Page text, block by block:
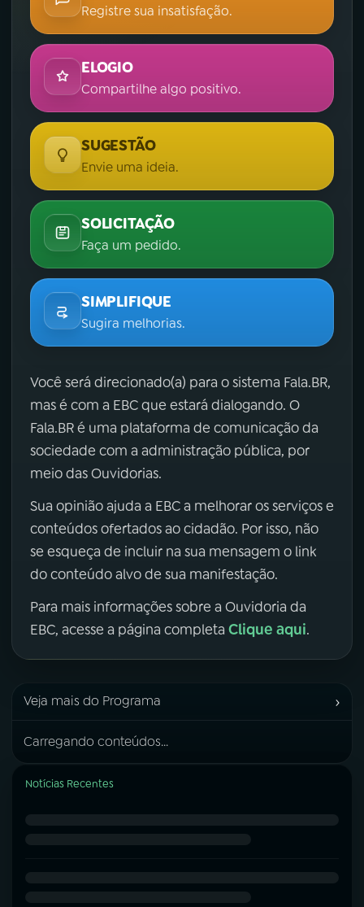
Registre sua insatisfação.
ELOGIO
Compartilhe algo positivo.
SUGESTÃO
Envie uma ideia.
SOLICITAÇÃO
Faça um pedido.
SIMPLIFIQUE
Sugira melhorias.
Você será direcionado(a) para o sistema Fala.BR,
mas é com a EBC que estará dialogando. O
Fala.BR é uma plataforma de comunicação da
sociedade com a administração pública, por
meio das Ouvidorias.
Sua opinião ajuda a EBC a melhorar os serviços e
conteúdos ofertados ao cidadão. Por isso, não
se esqueça de incluir na sua mensagem o link
do conteúdo alvo de sua manifestação.
Para mais informações sobre a Ouvidoria da
EBC, acesse a página completa Clique aqui.
Veja mais do Programa ›
Carregando conteúdos...
Notícias Recentes